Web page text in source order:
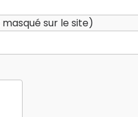
sur le site)